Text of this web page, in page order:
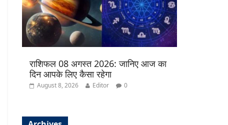
राशिफल 08 अगस्त 2026: जानिए आज का
दिन आपके लिए कैसा रहेगा
August 8, 2026 Editor 0